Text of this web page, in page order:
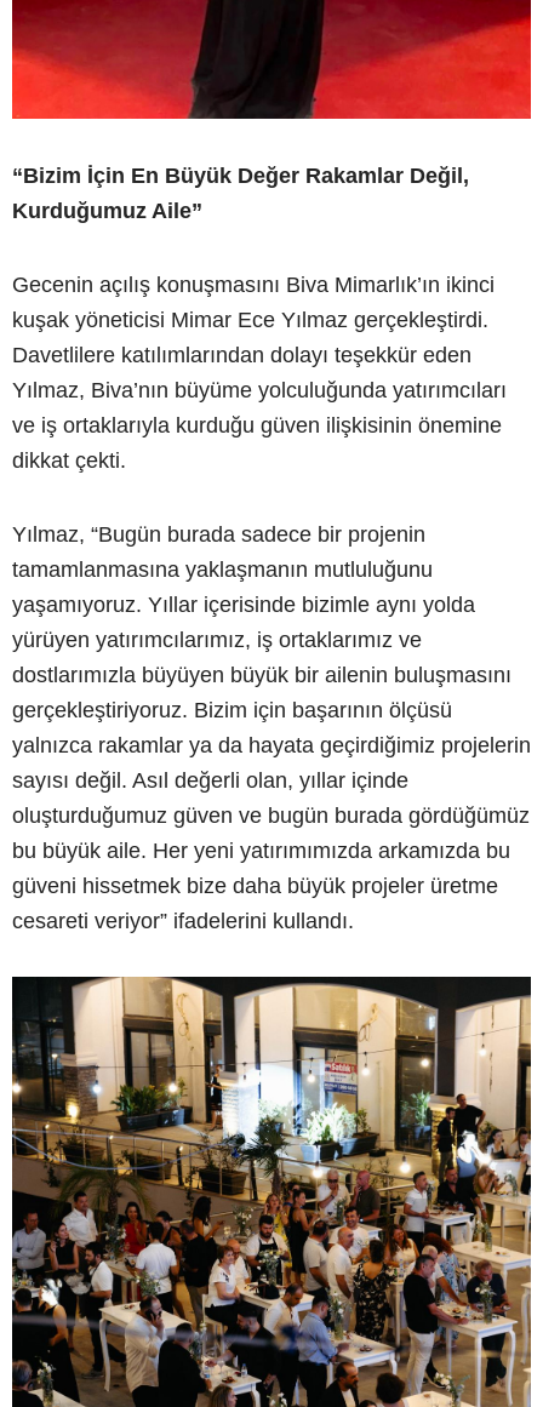
“Bizim İçin En Büyük Değer Rakamlar Değil,
Kurduğumuz Aile”
Gecenin açılış konuşmasını Biva Mimarlık’ın ikinci
kuşak yöneticisi Mimar Ece Yılmaz gerçekleştirdi.
Davetlilere katılımlarından dolayı teşekkür eden
Yılmaz, Biva’nın büyüme yolculuğunda yatırımcıları
ve iş ortaklarıyla kurduğu güven ilişkisinin önemine
dikkat çekti.
Yılmaz, “Bugün burada sadece bir projenin
tamamlanmasına yaklaşmanın mutluluğunu
yaşamıyoruz. Yıllar içerisinde bizimle aynı yolda
yürüyen yatırımcılarımız, iş ortaklarımız ve
dostlarımızla büyüyen büyük bir ailenin buluşmasını
gerçekleştiriyoruz. Bizim için başarının ölçüsü
yalnızca rakamlar ya da hayata geçirdiğimiz projelerin
sayısı değil. Asıl değerli olan, yıllar içinde
oluşturduğumuz güven ve bugün burada gördüğümüz
bu büyük aile. Her yeni yatırımımızda arkamızda bu
güveni hissetmek bize daha büyük projeler üretme
cesareti veriyor” ifadelerini kullandı.